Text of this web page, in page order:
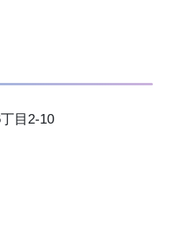
目2-10